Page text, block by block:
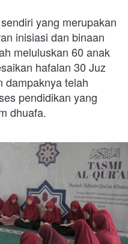
yang merupakan
inisiasi dan binaan
meluluskan 60 anak
hafalan 30 Juz
dampaknya telah
pendidikan yang
dhuafa.